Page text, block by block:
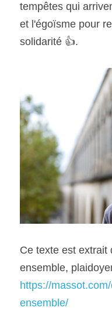
tempêtes qui
et l'égoïsme pour
solidarité 👍.
Ce texte est extrait
ensemble,
https://
ensemble/